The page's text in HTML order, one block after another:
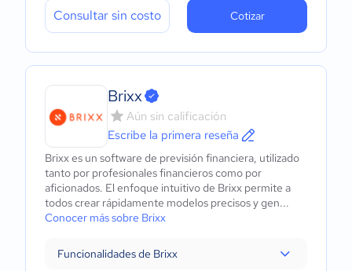
Consultar sin costo Cotizar
Brixx
Aún sin calificación
Escribe la primera reseña
Brixx es un software de previsión financiera, utilizado
tanto por profesionales financieros como por
aficionados. El enfoque intuitivo de Brixx permite a
todos crear rápidamente modelos precisos y gen...
Conocer más sobre Brixx
Funcionalidades de Brixx